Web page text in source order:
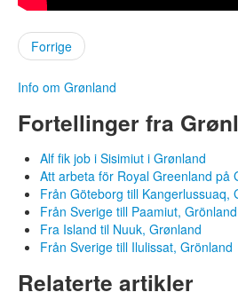
Presserom
Kontakt
Logg inn
Språk:
DA
SV
NO
FI
IS
FO
Forrige
Info om Grønland
Fortellinger fra
Alf fik job i Sisimiut i Grønland
Att arbeta för Royal Greenland på
Från Göteborg till Kangerlussuaq,
Från Sverige till Paamiut, Grönland
Fra Island til Nuuk, Grønland
Från Sverige till Ilulissat, Grönland
Relaterte artikler